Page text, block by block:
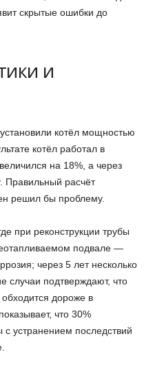
скрытые ошибки до
и
котёл мощностью
котёл работал в
на 18%, а через
Правильный расчёт
решил бы проблему.
при реконструкции трубы
подвале —
через 5 лет несколько
случаи подтверждают, что
дороже в
что 30%
устранением последствий